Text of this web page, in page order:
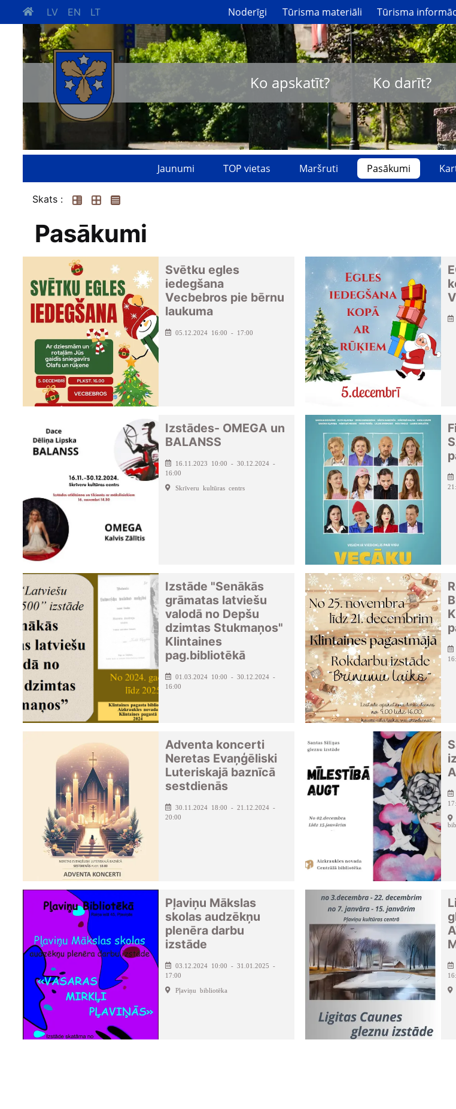
LV EN LT Noderīgi Tūrisma materiāli Tūrisma
Ko apskatīt? Ko darīt?
Jaunumi TOP vietas Maršruti Pasākumi
Skats :
Pasākumi
Svētku egles
iedegšana
Vecbebros pie bērnu
laukuma
05.12.2024 16:00 - 17:00
Izstādes- OMEGA un
BALANSS
16.11.2023 10:00 - 30.12.2024 -
16:00
Skrīveru kultūras centrs
Izstāde "Senākās
grāmatas latviešu
valodā no Depšu
dzimtas Stukmaņos"
Klintaines
pag.bibliotēkā
01.03.2024 10:00 - 30.12.2024 -
16:00
Adventa koncerti
Neretas Evaņģēliski
Luteriskajā baznīcā
sestdienās
30.11.2024 18:00 - 21.12.2024 -
20:00
Pļaviņu Mākslas
skolas audzēkņu
plenēra darbu
izstāde
03.12.2024 10:00 - 31.01.2025 -
17:00
Pļaviņu bibliotēka